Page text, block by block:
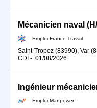
Mécanicien naval
Emploi France Travail
Saint-Tropez (83990), Var
CDI - 01/08/2026
Emploi Manpower